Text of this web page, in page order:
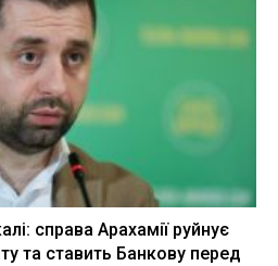
справа Арахамії руйнує
та ставить Банкову перед